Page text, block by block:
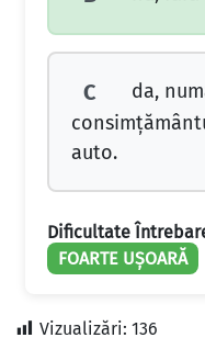
C
da,
auto.
Dificultate
FOARTE UȘOARĂ
Vizualizări: 136